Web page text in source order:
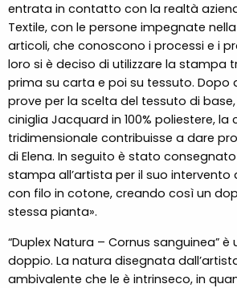
entrata in contatto con la realtà
Textile, con le persone impegnate
articoli, che conoscono i processi e i
loro si è deciso di utilizzare la stampa
prima su carta e poi su tessuto.
prove per la scelta del tessuto di
ciniglia Jacquard in 100% poliestere, la
tridimensionale contribuisse a dare
di Elena. In seguito è stato
stampa all’artista per il suo
con filo in cotone, creando così un
stessa pianta».
“Duplex Natura – Cornus sanguinea” è
doppio. La natura disegnata
ambivalente che le è intrinseco, in